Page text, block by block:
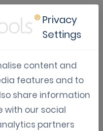
em
Privacy
Settings
content and
features and to
share information
with our social
partners